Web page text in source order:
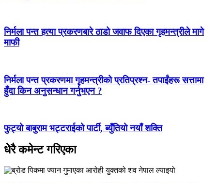
निर्मला पन्त हत्या प्रकरणबारे ठाडो जवाफ दिएका गृहमन्त्रीले मागे
माफी
निर्मला पन्त प्रकरणमा गृहमन्त्रीको प्रतिप्रश्न- तपाईंहरू सत्तामा
हुँदा किन अनुसन्धान गर्नुभएन ?
फुट्यो बाबुराम भट्टराईको पार्टी, ब्युँतियो नयाँ शक्ति
धेरै कमेन्ट गरिएका